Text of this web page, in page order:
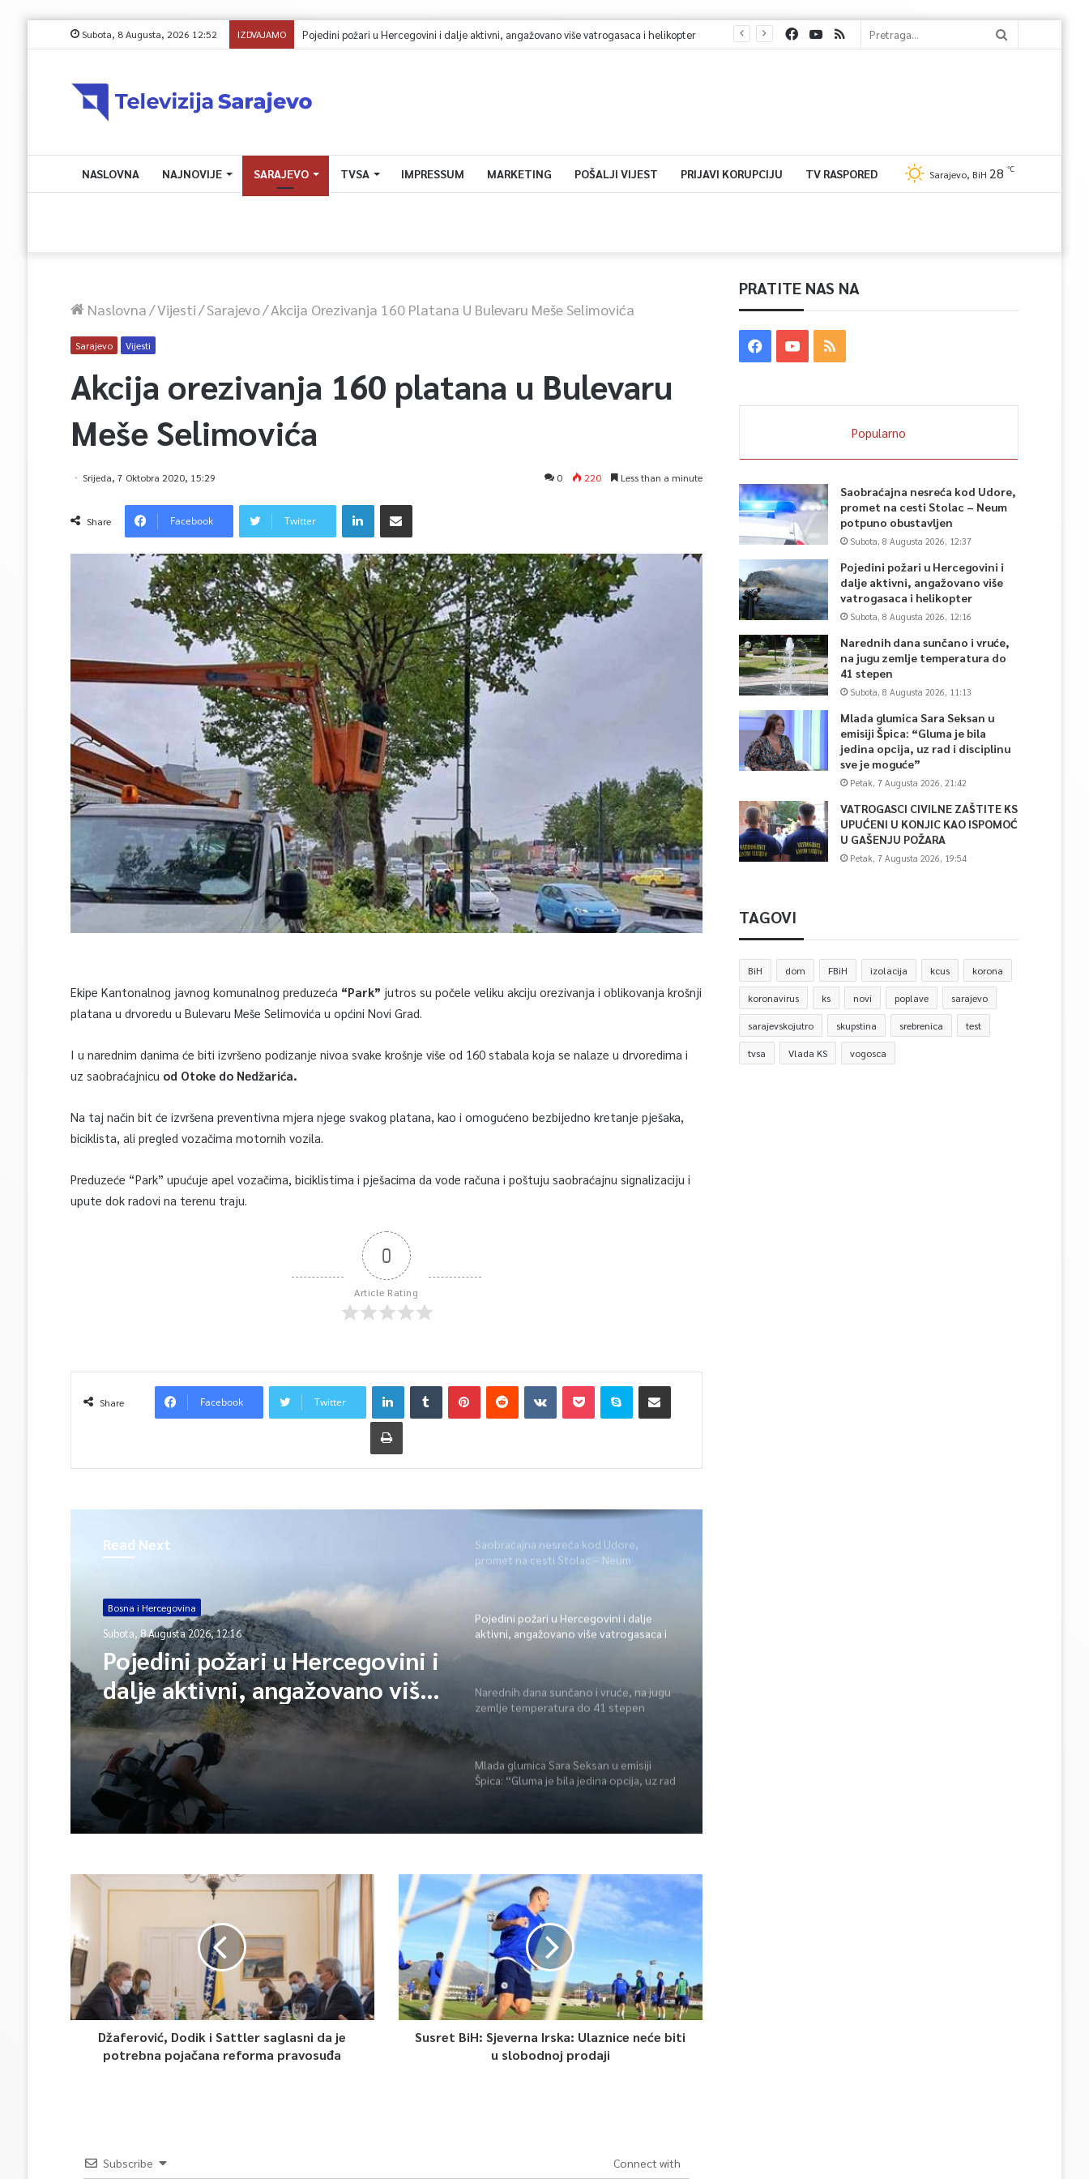
Subota, 8 Augusta, 2026 12:52 IZDVAJAMO
NASLOVNA NAJNOVIJE SARAJEVO TVSA IMPRESSUM MARKETING POŠALJI VIJEST PRIJAVI KORUPCIJU TV RASPORED Sarajevo, BiH 28 ℃
Naslovna/Vijesti/Sarajevo/Akcija Orezivanja 160 Platana U Bulevaru Meše Selimovića
Sarajevo Vijesti
Akcija orezivanja 160 platana u Bulevaru
Meše Selimovića
Srijeda, 7 Oktobra 2020, 15:29 0 220 Less than a minute
Share Facebook Twitter
Ekipe Kantonalnog javnog komunalnog preduzeća “Park” jutros su počele veliku akciju orezivanja i oblikovanja krošnji
platana u drvoredu u Bulevaru Meše Selimovića u općini Novi Grad.
I u narednim danima će biti izvršeno podizanje nivoa svake krošnje više od 160 stabala koja se nalaze u drvoredima i
uz saobraćajnicu od Otoke do Nedžarića.
Na taj način bit će izvršena preventivna mjera njege svakog platana, kao i omogućeno bezbijedno kretanje pješaka,
biciklista, ali pregled vozačima motornih vozila.
Preduzeće “Park” upućuje apel vozačima, biciklistima i pješacima da vode računa i poštuju saobraćajnu signalizaciju i
upute dok radovi na terenu traju.
0
Article Rating
Share Facebook Twitter
Read Next
Bosna i Hercegovina
Subota, 8 Augusta 2026, 12:16
Pojedini požari u Hercegovini i
dalje aktivni, angažovano više
vatrogasaca i helikopter
Saobraćajna nesreća kod Udore,
promet na cesti Stolac – Neum
Pojedini požari u Hercegovini i dalje
aktivni, angažovano više vatrogasaca i
Narednih dana sunčano i vruće, na jugu
zemlje temperatura do 41 stepen
Mlada glumica Sara Seksan u emisiji
Špica: “Gluma je bila jedina opcija, uz rad
Džaferović, Dodik i Sattler saglasni da je
potrebna pojačana reforma pravosuđa
Susret BiH: Sjeverna Irska: Ulaznice neće biti
u slobodnoj prodaji
Subscribe Connect with
PRATITE NAS NA
Popularno
Saobraćajna nesreća kod Udore,
promet na cesti Stolac – Neum
potpuno obustavljen
Subota, 8 Augusta 2026, 12:37
Pojedini požari u Hercegovini i
dalje aktivni, angažovano više
vatrogasaca i helikopter
Subota, 8 Augusta 2026, 12:16
Narednih dana sunčano i vruće,
na jugu zemlje temperatura do
41 stepen
Subota, 8 Augusta 2026, 11:13
Mlada glumica Sara Seksan u
emisiji Špica: “Gluma je bila
jedina opcija, uz rad i disciplinu
sve je moguće”
Petak, 7 Augusta 2026, 21:42
VATROGASCI CIVILNE ZAŠTITE KS
UPUĆENI U KONJIC KAO ISPOMOĆ
U GAŠENJU POŽARA
Petak, 7 Augusta 2026, 19:54
TAGOVI
BiH dom FBiH izolacija kcus korona
koronavirus ks novi poplave sarajevo
sarajevskojutro skupstina srebrenica test
tvsa Vlada KS vogosca